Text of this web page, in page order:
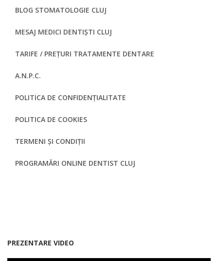
BLOG STOMATOLOGIE CLUJ
MESAJ MEDICI DENTIȘTI CLUJ
TARIFE / PREȚURI TRATAMENTE DENTARE
A.N.P.C.
POLITICA DE CONFIDENȚIALITATE
POLITICA DE COOKIES
TERMENI ȘI CONDIȚII
PROGRAMĂRI ONLINE DENTIST CLUJ
PREZENTARE VIDEO